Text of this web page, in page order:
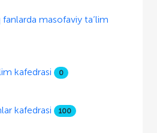
fanlarda masofaviy ta’lim
kafedrasi 0
kafedrasi 100